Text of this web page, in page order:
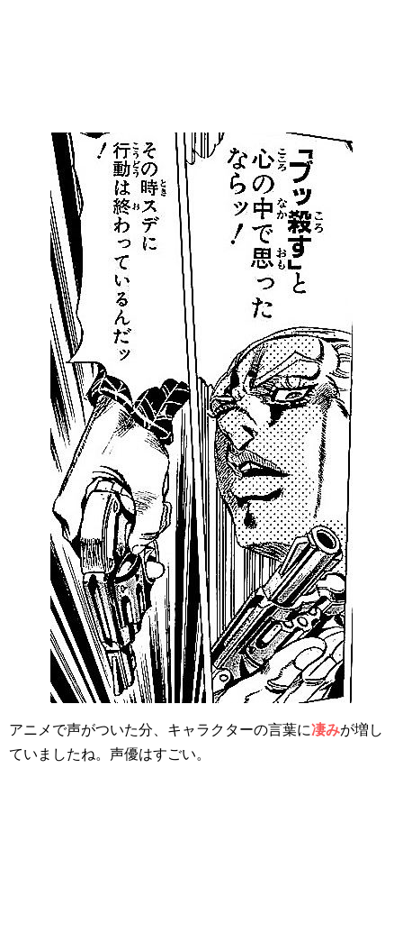
アニメで声がついた分、キャラクターの言葉に凄みが増し
ていましたね。声優はすごい。